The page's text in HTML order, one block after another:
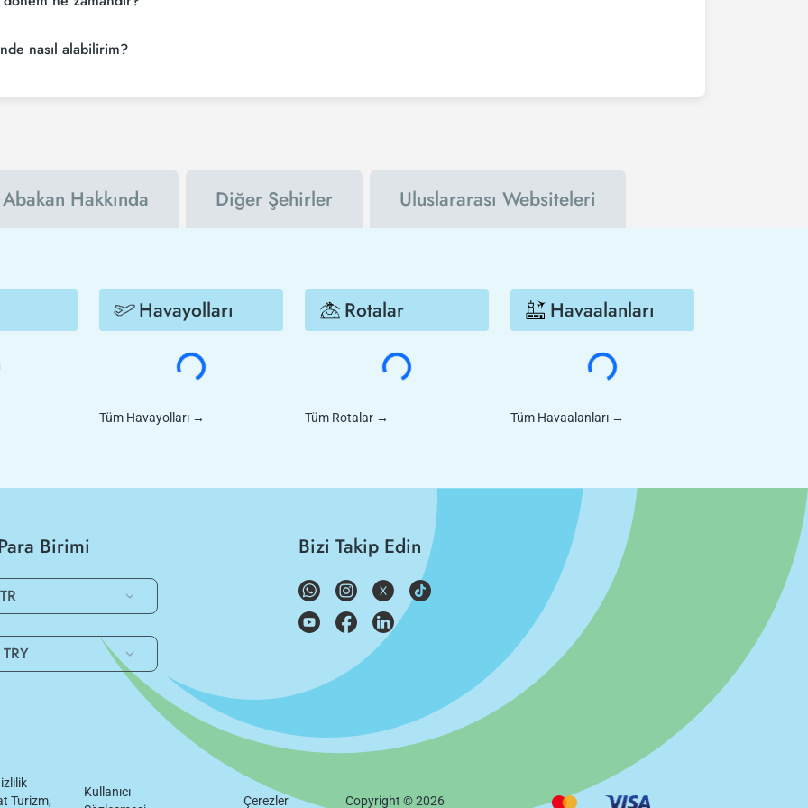
nasıl alabilirim?
kuponu kullanarak Abakan şehrine uçak biletini çok daha ucuza alabilirsin.
Abakan Hakkında Diğer Şehirler Uluslararası Websiteleri
Havayolları
Tüm Havayolları →
Rotalar
Tüm Rotalar →
Havaalanları
Tüm Havaalanları →
Birimi
TR
TRY
Bizi Takip Edin
Turizm,
Kullanıcı
Çerezler Copyright ©2026